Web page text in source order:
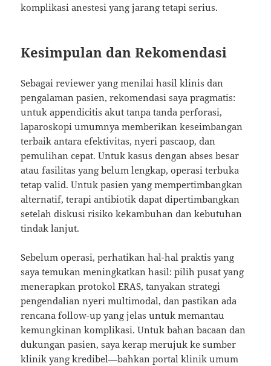
komplikasi anestesi yang jarang tetapi serius.
Kesimpulan dan Rekomendasi
Sebagai reviewer yang menilai hasil klinis dan
pengalaman pasien, rekomendasi saya pragmatis:
untuk appendicitis akut tanpa tanda perforasi,
laparoskopi umumnya memberikan keseimbangan
terbaik antara efektivitas, nyeri pascaop, dan
pemulihan cepat. Untuk kasus dengan abses besar
atau fasilitas yang belum lengkap, operasi terbuka
tetap valid. Untuk pasien yang mempertimbangkan
alternatif, terapi antibiotik dapat dipertimbangkan
setelah diskusi risiko kekambuhan dan kebutuhan
tindak lanjut.
Sebelum operasi, perhatikan hal-hal praktis yang
saya temukan meningkatkan hasil: pilih pusat yang
menerapkan protokol ERAS, tanyakan strategi
pengendalian nyeri multimodal, dan pastikan ada
rencana follow-up yang jelas untuk memantau
kemungkinan komplikasi. Untuk bahan bacaan dan
dukungan pasien, saya kerap merujuk ke sumber
klinik yang kredibel—bahkan portal klinik umum